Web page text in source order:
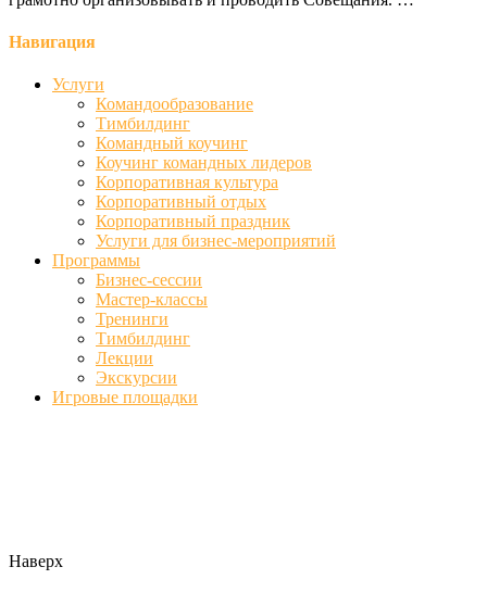
Навигация
Услуги
Командообразование
Тимбилдинг
Командный коучинг
Коучинг командных лидеров
Корпоративная культура
Корпоративный отдых
Корпоративный праздник
Услуги для бизнес-мероприятий
Программы
Бизнес-сессии
Мастер-классы
Тренинги
Тимбилдинг
Лекции
Экскурсии
Игровые площадки
Наверх